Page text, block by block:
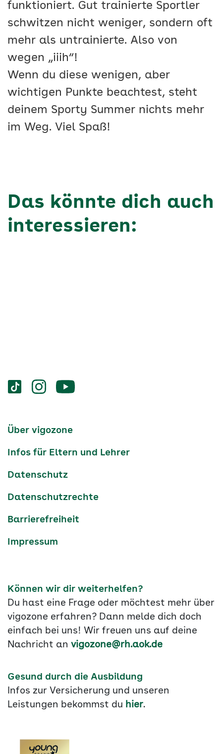
funktioniert. Gut trainierte Sportler
schwitzen nicht weniger, sondern oft
mehr als untrainierte. Also von
wegen „iiih“!
Wenn du diese wenigen, aber
wichtigen Punkte beachtest, steht
deinem Sporty Summer nichts mehr
im Weg. Viel Spaß!
Das könnte dich auch
interessieren:
Services
Social-
vigozone.de
vigozone.devigozone.de
Services-
Über vigozone
Infos für Eltern und Lehrer
Datenschutz
Datenschutzrechte
Barrierefreiheit
Impressum
Können wir dir weiterhelfen?
Du hast eine Frage oder möchtest mehr über
vigozone erfahren? Dann melde dich doch
einfach bei uns! Wir freuen uns auf deine
Nachricht an vigozone@rh.aok.de
Gesund durch die Ausbildung
Infos zur Versicherung und unseren
Leistungen bekommst du hier.